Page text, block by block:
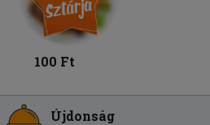
100 Ft
Újdonság